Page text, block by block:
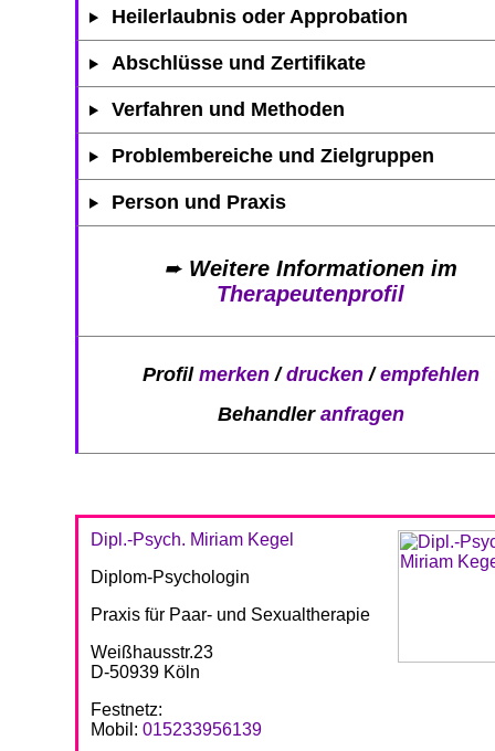
Heilerlaubnis oder Approbation
Abschlüsse und Zertifikate
Verfahren und Methoden
Problembereiche und Zielgruppen
Person und Praxis
➨ Weitere Informationen im
Therapeutenprofil
Profil merken/drucken/empfehlen
Behandler anfragen
Dipl.-Psych. Miriam Kegel
Diplom-Psychologin
Praxis für Paar- und Sexualtherapie
Weißhausstr.23
D-50939 Köln
Festnetz:
Mobil: 015233956139